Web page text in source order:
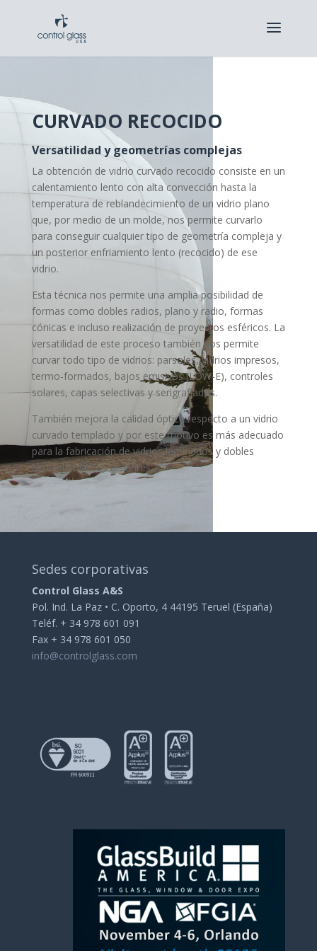
CURVADO RECOCIDO
Versatilidad y geometrías complejas
La obtención de vidrio curvado recocido consiste en un
calentamiento lento con alta convección hasta la
temperatura de reblandecimiento de un vidrio plano
que, por medio de un molde, nos permite curvarlo
para conseguir cualquier tipo de geometría compleja y
un posterior enfriamiento lento (recocido) de ese
vidrio.
Esta técnica nos permite una amplia posibilidad de
formas como dobles radios, plano y radio, formas
cónicas e incluso realización de proyectos esféricos. La
versatilidad de este proceso también nos permite
curvar todo tipo de vidrios: parsoles, vidrios impresos,
termo-formados, bajos emisivos (LOW-E), controles
solares, capas selectivas y serigrafiados.
También mejora la calidad óptica respecto a un vidrio
curvado templado y por este motivo es más adecuado
para la fabricación de vidrios laminados y dobles
acristalamientos aislantes.
Sedes corporativas
Control Glass A&S
Pol. Ind. La Paz • C. Oporto, 4 44195 Teruel (España)
Teléf. + 34 978 601 091
Fax + 34 978 601 050
info@controlglass.com